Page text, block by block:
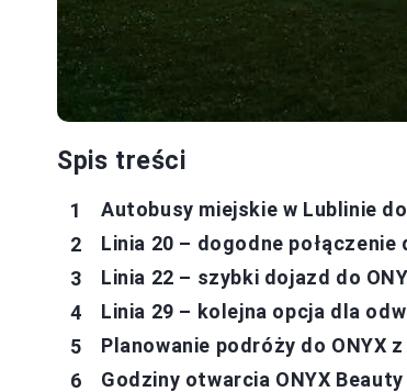
Spis treści
Autobusy miejskie w Lublinie
Linia 20 – dogodne połączenie
Linia 22 – szybki dojazd do
Linia 29 – kolejna opcja dla
Planowanie podróży do ONYX z
Godziny otwarcia ONYX Beauty